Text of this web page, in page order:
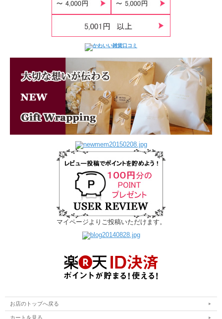
らの持ち手のないカップは湯呑みのような日本人になじみのあるフォルム。ポーラ
華やかになり気持ちまで楽しくなっちゃう♪ブルーのお花が描かれた爽やかで可愛
らしいデザイン。このマグカップは「Zakｔady Ceramiczne BOLESLAWIEC（ザ
クワディ ツェラミチネ ボレスワヴィエツ）」という最も伝統のある信頼の厚い
製造元でつくられたものです。マグカップの裏側に押されたスタンプがその証で
す。ペアにして誕生日プレゼントや結婚祝い、お引越し祝いの贈り物にも最適で
す。
■内容 1個
■サイズ φ7.4cm(飲み口部分の直径) 高さ 8.0cm ■容量 0.18L
■素材 陶器
■原産国 ポーランド
・絵付けはひとつひとつ職人によって描かれています。そのため製品によって少々
■商品番号： 161215
マイページよりご投稿いただけます。
お店のトップへ戻る
カートを見る